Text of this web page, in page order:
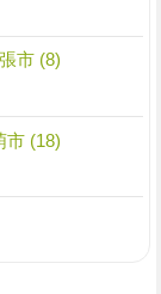
市 (8)
市 (18)